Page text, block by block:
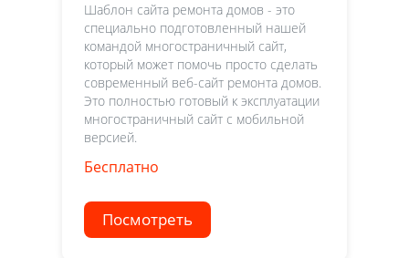
Шаблон сайта ремонта домов - это
специально подготовленный нашей
командой многостраничный сайт,
который может помочь просто сделать
современный веб-сайт ремонта домов.
Это полностью готовый к эксплуатации
многостраничный сайт с мобильной
версией.
Бесплатно
Посмотреть